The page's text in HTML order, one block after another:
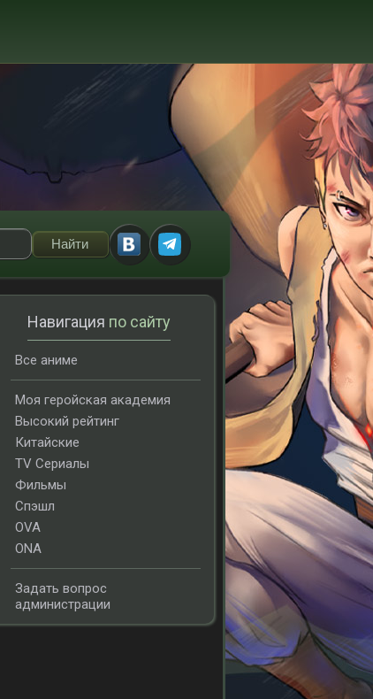
Навигация по сайту
Все аниме
Моя геройская академия
Высокий рейтинг
Китайские
TV Сериалы
Фильмы
Спэшл
OVA
ONA
Задать вопрос
администрации